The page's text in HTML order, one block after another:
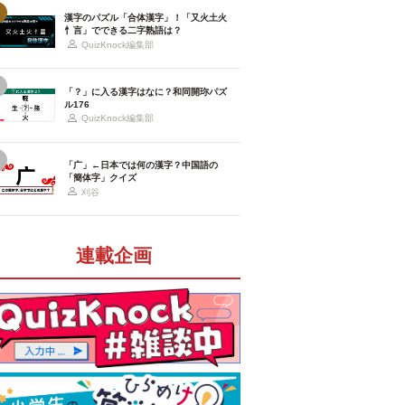
漢字のパズル「合体漢字」！「又火土火
忄言」でできる二字熟語は？
QuizKnock編集部
「？」に入る漢字はなに？和同開珎パズ
ル176
QuizKnock編集部
「广」←日本では何の漢字？中国語の
「簡体字」クイズ
刈谷
連載企画